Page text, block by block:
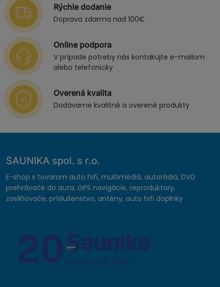
Rýchle dodanie
Doprava zdarma nad 100€
Online podpora
V prípade potreby nás kontakujte e-mailom
alebo telefonicky
Overená kvalita
Dodávame kvalitné a overené produkty
SAUNIKA spol. s r.o.
E-shop s tovarom auto hifi, multimédiá, autorádiá, DVD
prehrávače do auta, GPS navigácie, reproduktory,
zosilňovače, príslušenstvo, antény, auto hifi doplnky